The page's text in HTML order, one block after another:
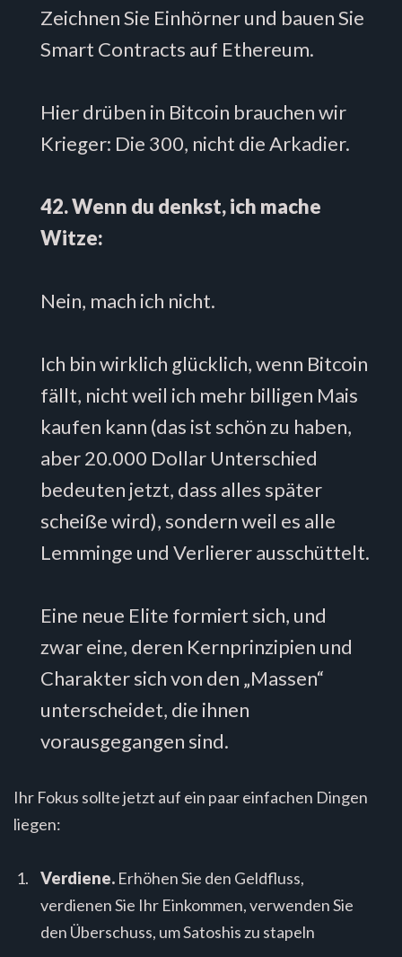
Zeichnen Sie Einhörner und bauen Sie
Smart Contracts auf Ethereum.
Hier drüben in Bitcoin brauchen wir
Krieger: Die 300, nicht die Arkadier.
42. Wenn du denkst, ich mache
Witze:
Nein, mach ich nicht.
Ich bin wirklich glücklich, wenn Bitcoin
fällt, nicht weil ich mehr billigen Mais
kaufen kann (das ist schön zu haben,
aber 20.000 Dollar Unterschied
bedeuten jetzt, dass alles später
scheiße wird), sondern weil es alle
Lemminge und Verlierer ausschüttelt.
Eine neue Elite formiert sich, und
zwar eine, deren Kernprinzipien und
Charakter sich von den „Massen“
unterscheidet, die ihnen
vorausgegangen sind.
Ihr Fokus sollte jetzt auf ein paar einfachen Dingen
liegen:
Verdiene. Erhöhen Sie den Geldfluss,
verdienen Sie Ihr Einkommen, verwenden Sie
den Überschuss, um Satoshis zu stapeln